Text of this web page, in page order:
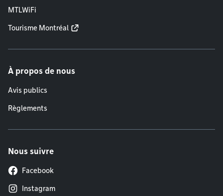
MTLWiFi
Tourisme Montréal
À propos de nous
Avis publics
Règlements
Nous suivre
Facebook
Instagram